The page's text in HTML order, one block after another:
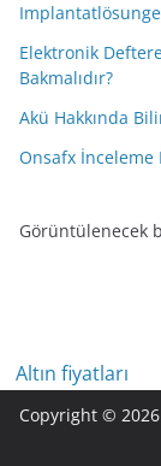
Elektronik
Bakmalıdır?
Akü Hakkında
Onsafx İnceleme
Görüntülenecek
Altın fiyatları
Copyright © 2026